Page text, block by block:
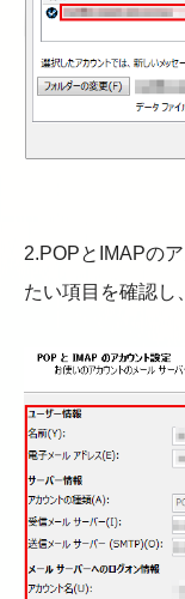
2.POPとIMAPの
たい項目を確認し